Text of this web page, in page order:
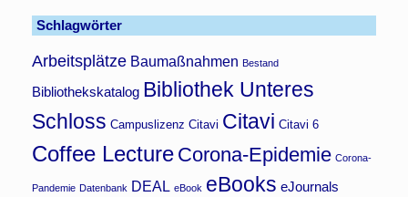
Schlagwörter
Arbeitsplätze Baumaßnahmen Bestand
Bibliothekskatalog Bibliothek Unteres
Schloss Campuslizenz Citavi Citavi Citavi 6
Coffee Lecture Corona-Epidemie Corona-
Pandemie Datenbank DEAL eBook eBooks eJournals